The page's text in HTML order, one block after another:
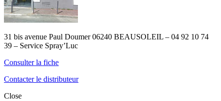
31 bis avenue Paul Doumer 06240 BEAUSOLEIL – 04 92 10 74
39 – Service Spray’Luc
Consulter la fiche
Contacter le distributeur
Close